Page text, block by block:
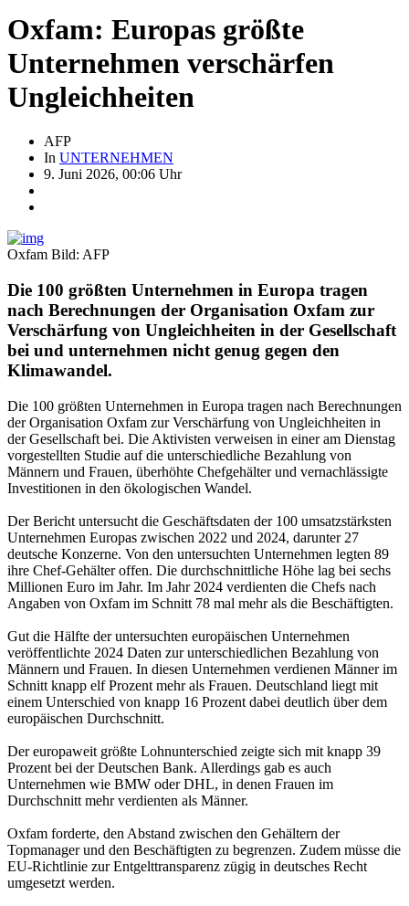
Oxfam: Europas größte
Unternehmen verschärfen
Ungleichheiten
AFP
In UNTERNEHMEN
9. Juni 2026, 00:06 Uhr
Oxfam Bild: AFP
Die 100 größten Unternehmen in Europa tragen
nach Berechnungen der Organisation Oxfam zur
Verschärfung von Ungleichheiten in der Gesellschaft
bei und unternehmen nicht genug gegen den
Klimawandel.
Die 100 größten Unternehmen in Europa tragen nach Berechnungen
der Organisation Oxfam zur Verschärfung von Ungleichheiten in
der Gesellschaft bei. Die Aktivisten verweisen in einer am Dienstag
vorgestellten Studie auf die unterschiedliche Bezahlung von
Männern und Frauen, überhöhte Chefgehälter und vernachlässigte
Investitionen in den ökologischen Wandel.
Der Bericht untersucht die Geschäftsdaten der 100 umsatzstärksten
Unternehmen Europas zwischen 2022 und 2024, darunter 27
deutsche Konzerne. Von den untersuchten Unternehmen legten 89
ihre Chef-Gehälter offen. Die durchschnittliche Höhe lag bei sechs
Millionen Euro im Jahr. Im Jahr 2024 verdienten die Chefs nach
Angaben von Oxfam im Schnitt 78 mal mehr als die Beschäftigten.
Gut die Hälfte der untersuchten europäischen Unternehmen
veröffentlichte 2024 Daten zur unterschiedlichen Bezahlung von
Männern und Frauen. In diesen Unternehmen verdienen Männer im
Schnitt knapp elf Prozent mehr als Frauen. Deutschland liegt mit
einem Unterschied von knapp 16 Prozent dabei deutlich über dem
europäischen Durchschnitt.
Der europaweit größte Lohnunterschied zeigte sich mit knapp 39
Prozent bei der Deutschen Bank. Allerdings gab es auch
Unternehmen wie BMW oder DHL, in denen Frauen im
Durchschnitt mehr verdienten als Männer.
Oxfam forderte, den Abstand zwischen den Gehältern der
Topmanager und den Beschäftigten zu begrenzen. Zudem müsse die
EU-Richtlinie zur Entgelttransparenz zügig in deutsches Recht
umgesetzt werden.